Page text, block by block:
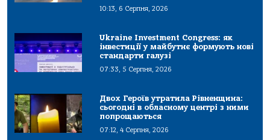
10:13, 6 Серпня, 2026
Ukraine Investment Congress: як
інвестиції у майбутнє формують нові
стандарти галузі
07:33, 5 Серпня, 2026
Двох Героїв утратила Рівненщина:
сьогодні в обласному центрі з ними
попрощаються
07:12, 4 Серпня, 2026